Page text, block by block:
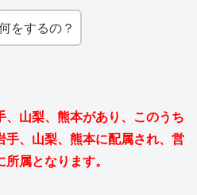
をするの？
山梨、熊本があり、このうち
手、山梨、熊本に配属され、営
属となります。